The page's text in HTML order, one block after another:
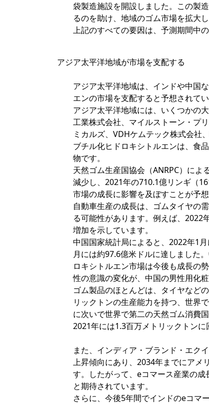
袋製造施設を開設しました。この製
るのを助け、地域のゴム市場を拡大し
上記のすべての要因は、予測期間中
アジア太平洋地域が市場を支配する
アジア太平洋地域は、インドや中国
エンの市場を支配すると予想されてい
アジア太平洋地域には、いくつかの
工業株式会社、マイルストーン・プ
ミカルズ、VDHケムテック株式会社
ブチル化ヒドロキシトルエンは、食
物です。
天然ゴム生産国協会（ANRPC）に
減少し、2021年の710.1億リンギ（
市場の成長に影響を及ぼすことが予想
自動車生産の成長は、ゴムタイヤの
る可能性があります。例えば、2022
増加を示しています。
中国国家統計局によると、2022年1
月には約97.6億米ドルに達しました
ロキシトルエン市場は今後も成長の
性の意識の変化が、中国の男性用化
ゴム製品のほとんどは、タイヤなど
リックトンの生産能力を持つ、世界
に次いで世界で第二の天然ゴム消費
2021年には1.3百万メトリックトンに
また、インディア・ブランド・エク
上昇傾向にあり、2034年までにアメ
す。したがって、eコマース産業の
と期待されています。
さらに、今後5年間でインドのeコマ